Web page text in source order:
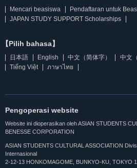
Mencari beasiswa
Pendaftaran untuk
JAPAN STUDY SUPPORT Scholarships
【Pilih bahasa】
日本語 English 中文（简体字） 中文
Tiếng Việt
ภาษาไทย
Pengoperasi website
Website ini dioperasikan oleh ASIAN STUDENTS
BENESSE CORPORATION
ASIAN STUDENTS CULTURAL ASSOCIATION
Internasional
2-12-13 HONKOMAGOME, BUNKYO-KU, TOKYO